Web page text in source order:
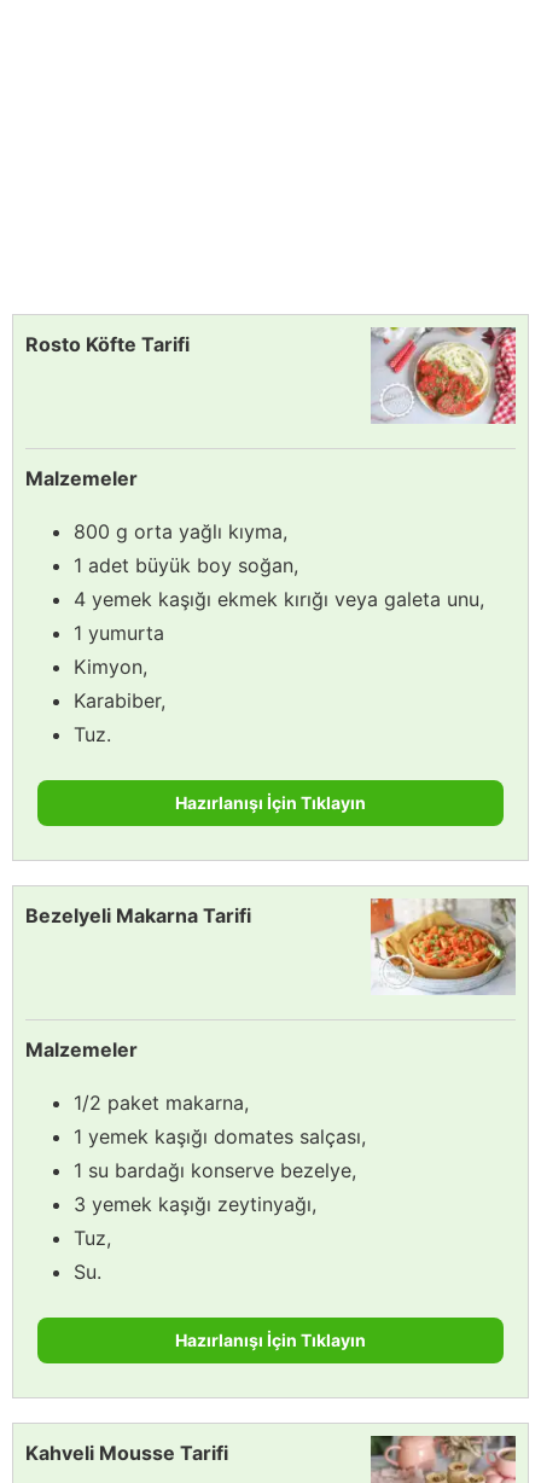
Rosto Köfte Tarifi
Malzemeler
800 g orta yağlı kıyma,
1 adet büyük boy soğan,
4 yemek kaşığı ekmek kırığı veya galeta unu,
1 yumurta
Kimyon,
Karabiber,
Tuz.
Hazırlanışı İçin Tıklayın
Bezelyeli Makarna Tarifi
Malzemeler
1/2 paket makarna,
1 yemek kaşığı domates salçası,
1 su bardağı konserve bezelye,
3 yemek kaşığı zeytinyağı,
Tuz,
Su.
Hazırlanışı İçin Tıklayın
Kahveli Mousse Tarifi